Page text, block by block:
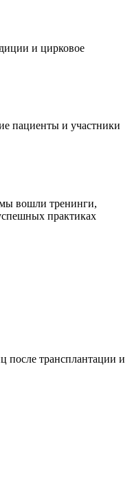
и цирковое
пациенты и участники
вошли тренинги,
практиках
после трансплантации и